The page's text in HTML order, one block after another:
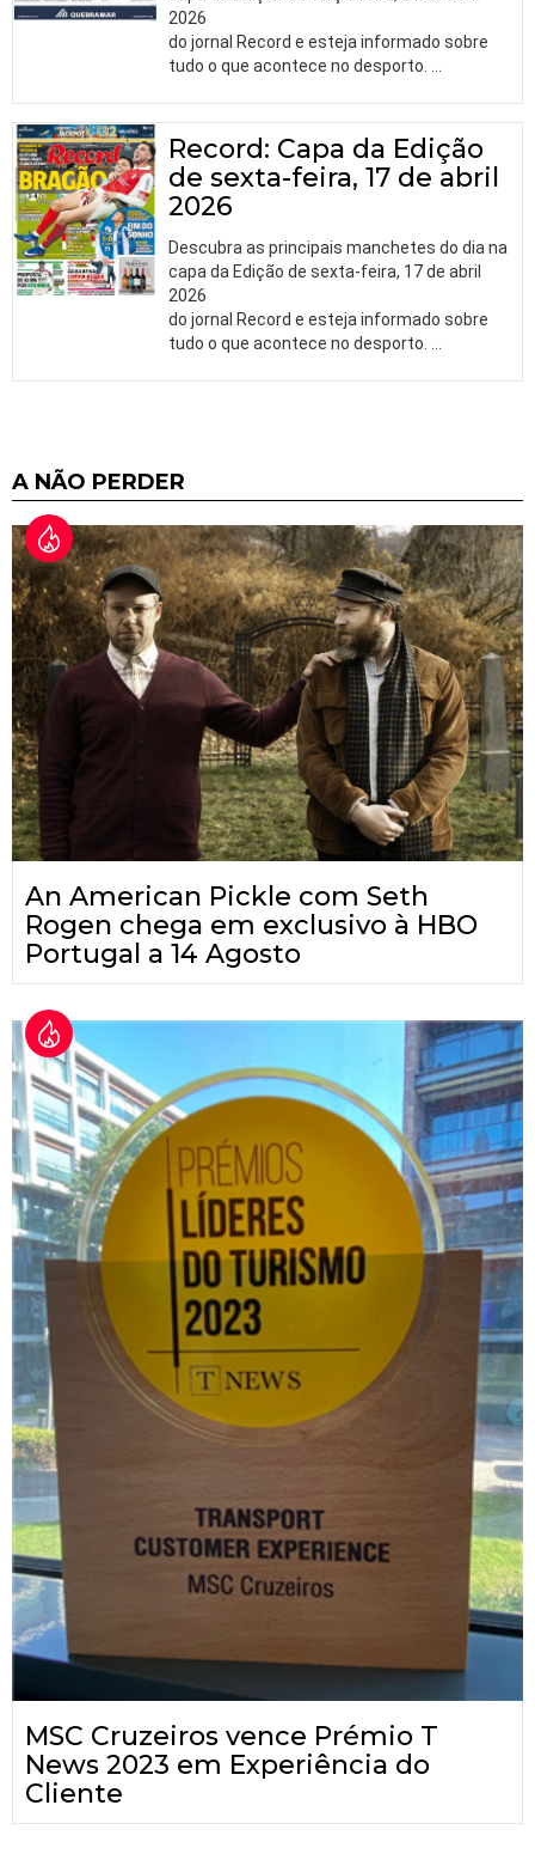
2026
do jornal Record e esteja informado sobre
tudo o que acontece no desporto.
Record: Capa da Edição
de sexta-feira, 17 de abril
2026
Descubra as principais manchetes do dia na
capa da Edição de sexta-feira, 17 de abril
2026
do jornal Record e esteja informado sobre
tudo o que acontece no desporto.
A NÃO PERDER
An American Pickle com Seth
Rogen chega em exclusivo à HBO
Portugal a 14 Agosto
MSC Cruzeiros vence Prémio T
News 2023 em Experiência do
Cliente